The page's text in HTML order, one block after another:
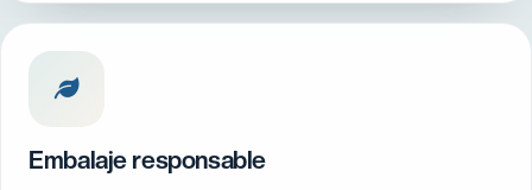
Embalaje responsable